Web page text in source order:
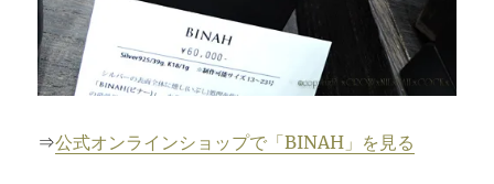
⇒公式オンラインショップで「BINAH」を見る